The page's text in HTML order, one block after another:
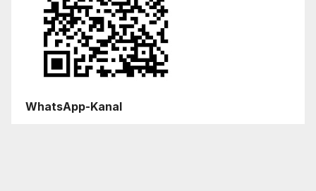
WhatsApp-Kanal